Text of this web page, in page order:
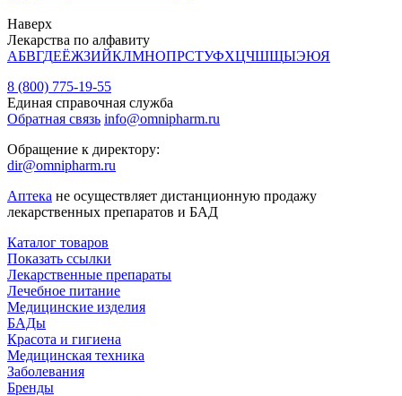
Наверх
Лекарства по алфавиту
АБВГДЕЁЖЗИЙКЛМНОПРСТУФХЦЧШЩЫЭЮЯ
8 (800) 775-19-55
Единая справочная служба
Обратная связь info@omnipharm.ru
Обращение к директору:
dir@omnipharm.ru
Аптека не осуществляет дистанционную продажу
лекарственных препаратов и БАД
Каталог товаров
Показать ссылки
Лекарственные препараты
Лечебное питание
Медицинские изделия
БАДы
Красота и гигиена
Медицинская техника
Заболевания
Бренды